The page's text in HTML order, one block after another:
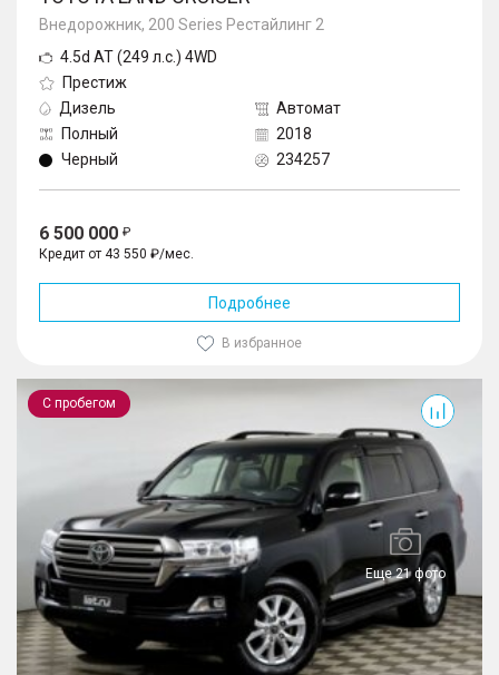
Внедорожник, 200 Series Рестайлинг 2
4.5d AT (249 л.с.) 4WD
Престиж
Дизель
Автомат
Полный
2018
Черный
234257
6 500 000
Кредит от 43 550 ₽/мес.
Подробнее
В избранное
С пробегом
Еще 21 фото
Land Cruiser